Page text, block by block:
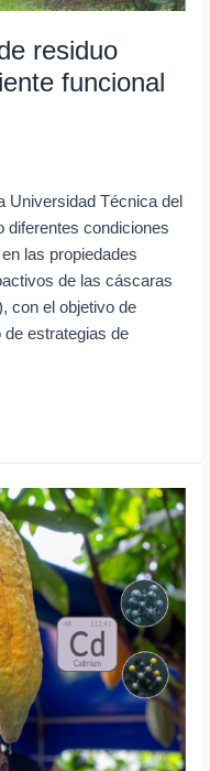
residuo
funcional
Universidad Técnica del
diferentes condiciones
las propiedades
de las cáscaras
con el objetivo de
estrategias de